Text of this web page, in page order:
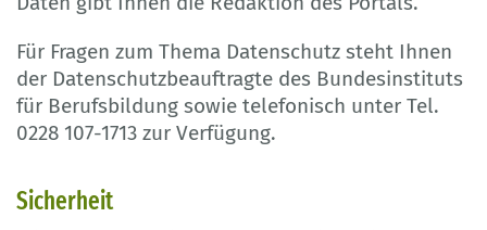
Für Fragen zum Thema Datenschutz steht Ihnen
der Datenschutzbeauftragte des Bundesinstituts
für Berufsbildung sowie telefonisch unter Tel.
0228 107-1713 zur Verfügung.
Sicherheit